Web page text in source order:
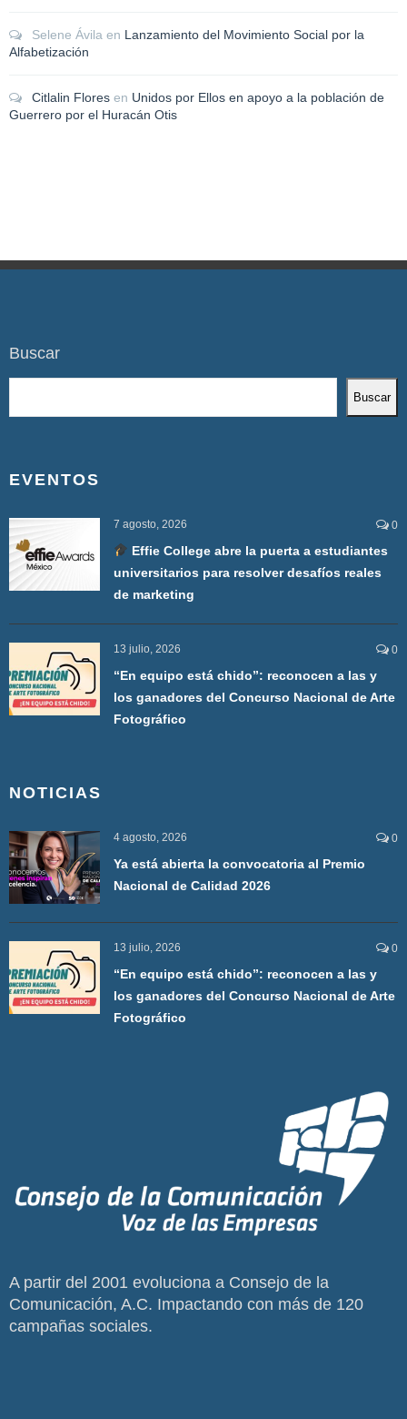
Selene Ávila en Lanzamiento del Movimiento Social por la
Alfabetización
Citlalin Flores en Unidos por Ellos en apoyo a la población de
Guerrero por el Huracán Otis
Buscar
Buscar
EVENTOS
7 agosto, 2026 0
Effie College abre la puerta a estudiantes
universitarios para resolver desafíos reales
de marketing
13 julio, 2026 0
“En equipo está chido”: reconocen a las y
los ganadores del Concurso Nacional de Arte
Fotográfico
NOTICIAS
4 agosto, 2026 0
Ya está abierta la convocatoria al Premio
Nacional de Calidad 2026
13 julio, 2026 0
“En equipo está chido”: reconocen a las y
los ganadores del Concurso Nacional de Arte
Fotográfico
A partir del 2001 evoluciona a Consejo de la
Comunicación, A.C. Impactando con más de 120
campañas sociales.